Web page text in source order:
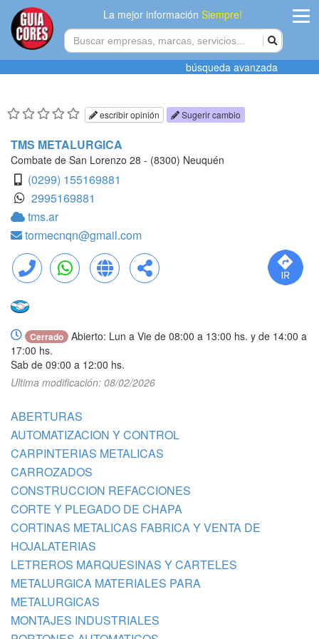
La mejor informaciónSiempre!
Agregar
Tiendacores
Contactenos
búsqueda avanzada
escribir opinión Sugerir cambio
TMS METALURGICA
Combate de San Lorenzo 28 - (8300) Neuquén
(0299) 155169881
2995169881
tms.ar
tormecnqn@gmail.com
Llamar WhatsApp Web Compartir
Cerrado
Abierto: Lun a Vie de 08:00 a 13:00 hs. y de 14:00 a
17:00 hs.
Sab de 09:00 a 12:00 hs.
Ultima modificación: 08/02/2026
ABERTURAS
AUTOMATIZACION Y CONTROL
CARPINTERIAS METALICAS
CARROZADOS
CONSTRUCCION REFACCIONES
CORTE Y PLEGADO DE CHAPA
CORTINAS METALICAS FABRICA Y VENTA DE
HOJALATERIAS
LETREROS MARQUESINAS Y CARTELES
METALURGICA MATERIALES PARA
METALURGICAS
MONTAJES INDUSTRIALES